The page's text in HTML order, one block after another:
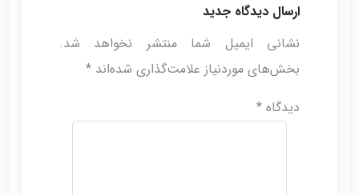
ارسال دیدگاه جدید
نشانی ایمیل شما منتشر نخواهد شد.
بخش‌های موردنیاز علامت‌گذاری شده‌اند *
دیدگاه *